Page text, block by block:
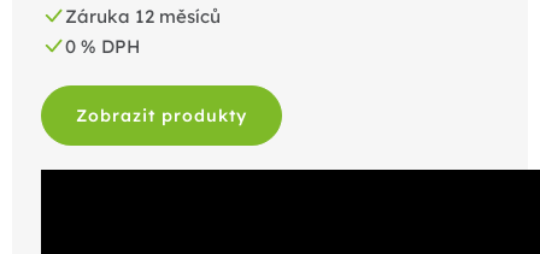
Záruka 12 měsíců
0 % DPH
Zobrazit produkty